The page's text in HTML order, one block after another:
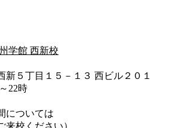
新５丁目１５－１３ 西ビル２０１
22時
については